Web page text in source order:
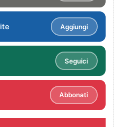
Aggiungi
Seguici
Abbonati